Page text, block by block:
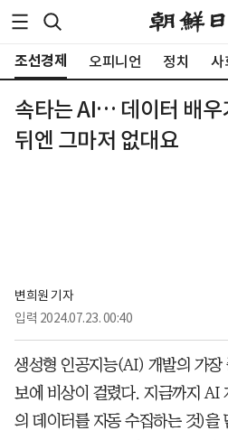
조선경제 오피니언 정치 사
속타는 AI… 데이터 배우
뒤엔 그마저 없대요
변희원 기자
입력 2024.07.23. 00:40
생성형 인공지능(AI) 개발의 가장
보에 비상이 걸렸다. 지금까지 AI
의 데이터를 자동 수집하는 것)을